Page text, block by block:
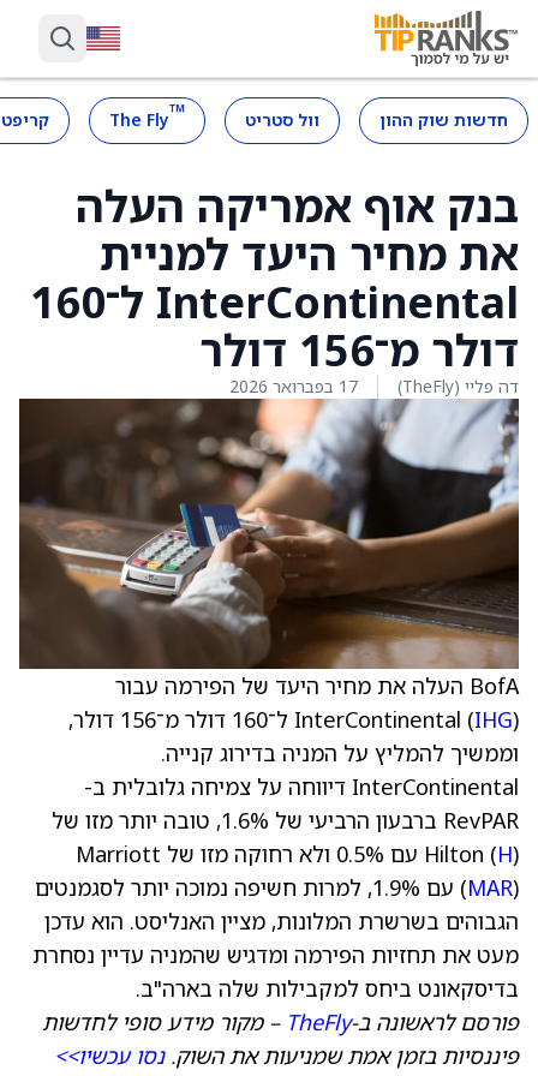
חדשות שוק ההון וול סטריט ™
The Fly
בנק אוף אמריקה העלה
את מחיר היעד למניית
InterContinental ל־160
דולר מ־156 דולר
דה פליי (TheFly) 17 בפברואר 2026
BofA העלה את מחיר היעד של הפירמה עבור
InterContinental (IHG
) ל־160 דולר מ־156 דולר,
וממשיך להמליץ על המניה בדירוג קנייה.
InterContinental דיווחה על צמיחה גלובלית ב-
RevPAR ברבעון הרביעי של 1.6%, טובה יותר מזו של
Hilton (H
) עם 0.5% ולא רחוקה מזו של Marriott
(MAR
) עם 1.9%, למרות חשיפה נמוכה יותר לסגמנטים
הגבוהים בשרשרת המלונות, מציין האנליסט. הוא עדכן
מעט את תחזיות הפירמה ומדגיש שהמניה עדיין נסחרת
בדיסקאונט ביחס למקבילות שלה בארה"ב.
פורסם לראשונה ב-TheFly – מקור מידע סופי לחדשות
פיננסיות בזמן אמת שמניעות את השוק.נסו עכשיו>>